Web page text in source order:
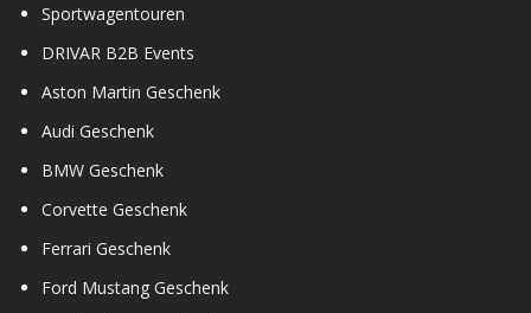
Sportwagentouren
DRIVAR B2B Events
Aston Martin Geschenk
Audi Geschenk
BMW Geschenk
Corvette Geschenk
Ferrari Geschenk
Ford Mustang Geschenk